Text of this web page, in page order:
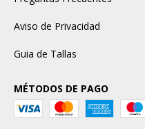
Aviso de Privacidad
Guia de Tallas
MÉTODOS DE PAGO